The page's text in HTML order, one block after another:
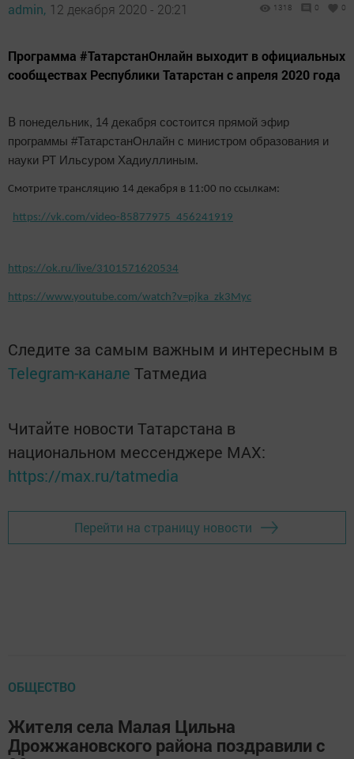
admin, 12 декабря 2020 - 20:21 1318 0 0
Программа #ТатарстанОнлайн выходит в официальных
сообществах Республики Татарстан с апреля 2020 года
В понедельник, 14 декабря состоится прямой эфир
программы #ТатарстанОнлайн с министром образования и
науки РТ Ильсуром Хадиуллиным.
Смотрите трансляцию 14 декабря в 11:00 по ссылкам:
https://vk.com/video-85877975_456241919
https://ok.ru/live/3101571620534
https://www.youtube.com/watch?v=pjka_zk3Myc
Следите за самым важным и интересным в
Telegram-канале Татмедиа
Читайте новости Татарстана в
национальном мессенджере MАХ:
https://max.ru/tatmedia
Перейти на страницу новости
ОБЩЕСТВО
Жителя села Малая Цильна
Дрожжановского района поздравили с